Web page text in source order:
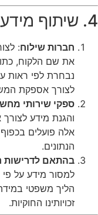
4. שיתוף מידע עם צדדים שלישיים
חברות שילוח:
את שם הלקוח,
נבחרת לפי ראות
לצורך אספקת
ספקי שירותי
והגנת מידע
אלה פועלים
הנתונים.
בהתאם לדרישות
למסור מידע על פי
הליך משפטי
זכויותינו החוקיות.